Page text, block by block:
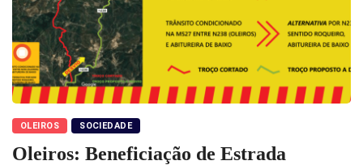
OLEIROS SOCIEDADE
Oleiros: Beneficiação de Estrada